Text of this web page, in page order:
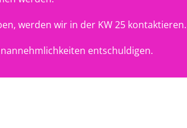
werden wir in der KW 25 kontaktieren.
entschuldigen.